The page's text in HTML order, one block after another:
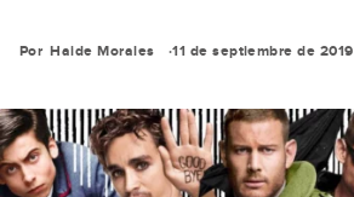
Por Haide Morales 11 de septiembre de 2019